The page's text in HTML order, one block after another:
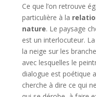
Ce que l’on retrouve
particulière à la
nature. Le paysage
est un interlocuteur.
la neige sur les
avec lesquelles le
dialogue est poétique
cherche à dire ce qui